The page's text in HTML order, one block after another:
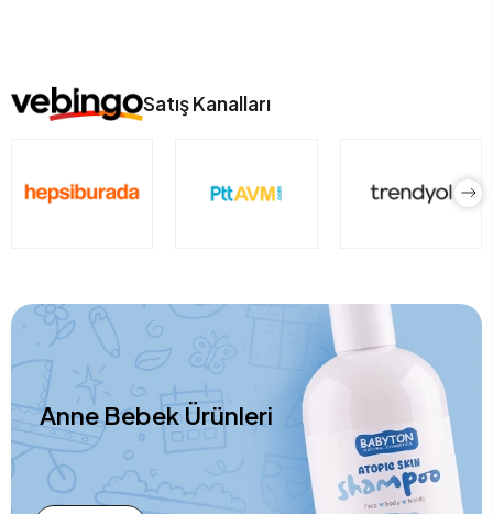
Satış Kanalları
Anne Bebek Ürünleri